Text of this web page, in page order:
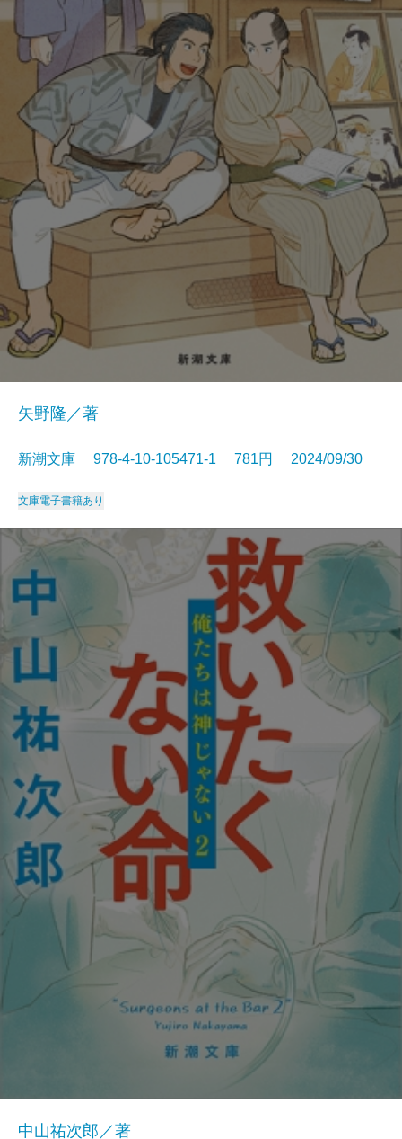
矢野隆／著
新潮文庫 978-4-10-105471-1 781円 2024/09/30
文庫電子書籍あり
中山祐次郎／著